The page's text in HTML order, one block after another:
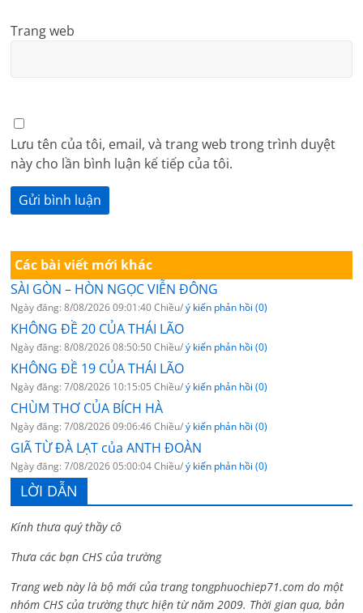
Trang web
Lưu tên của tôi, email, và trang web trong trình duyệt
này cho lần bình luận kế tiếp của tôi.
Các bài viết mới khác
SÀI GÒN – HÒN NGỌC VIỄN ĐÔNG
Ngày đăng: 8/08/2026 09:01:40 Chiều/ý kiến phản hồi (0)
KHÔNG ĐỀ 20 CỦA THÁI LÃO
Ngày đăng: 8/08/2026 08:50:50 Chiều/ý kiến phản hồi (0)
KHÔNG ĐỀ 19 CỦA THÁI LÃO
Ngày đăng: 7/08/2026 10:15:05 Chiều/ý kiến phản hồi (0)
CHÙM THƠ CỦA BÍCH HÀ
Ngày đăng: 7/08/2026 09:06:46 Chiều/ý kiến phản hồi (0)
GIÃ TỪ ĐÀ LẠT của ANTH ĐOÀN
Ngày đăng: 7/08/2026 05:00:04 Chiều/ý kiến phản hồi (0)
LỜI DẪN
Kính thưa quý thầy cô
Thưa các bạn CHS của trường
Trang web này là bộ mới của trang tongphuochiep71.com do một
nhóm CHS của trường thực hiện từ năm 2009. Thời gian qua, bản